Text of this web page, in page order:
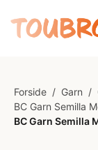
Forside / Garn /
BC Garn Semilla
BC Garn Semilla